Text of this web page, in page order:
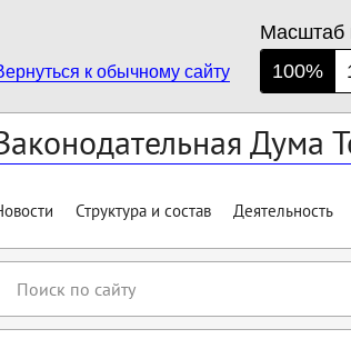
к обычному сайту
Масштаб
100%
Дума
Структура и состав Деятельность